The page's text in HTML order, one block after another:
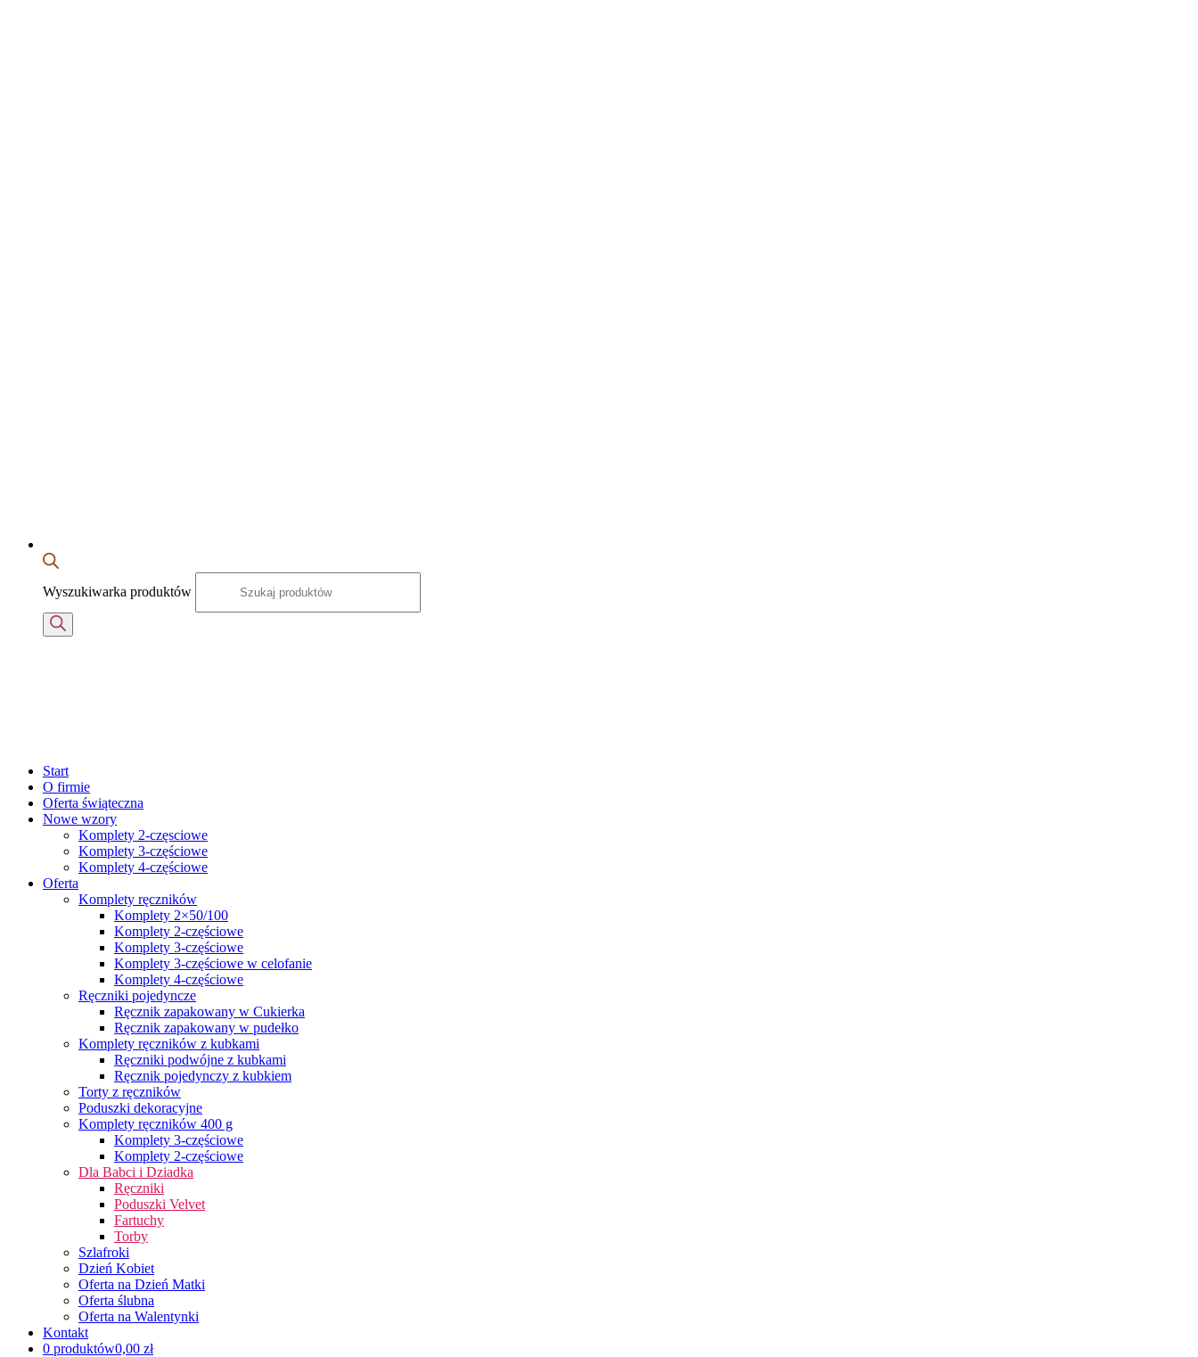
Wyszukiwarka produktów
Start
O firmie
Oferta świąteczna
Nowe wzory
Komplety 2-częsciowe
Komplety 3-częściowe
Komplety 4-częściowe
Oferta
Komplety ręczników
Komplety 2×50/100
Komplety 2-częściowe
Komplety 3-częściowe
Komplety 3-częściowe w celofanie
Komplety 4-częściowe
Ręczniki pojedyncze
Ręcznik zapakowany w Cukierka
Ręcznik zapakowany w pudełko
Komplety ręczników z kubkami
Ręczniki podwójne z kubkami
Ręcznik pojedynczy z kubkiem
Torty z ręczników
Poduszki dekoracyjne
Komplety ręczników 400 g
Komplety 3-częściowe
Komplety 2-częściowe
Dla Babci i Dziadka
Ręczniki
Poduszki Velvet
Fartuchy
Torby
Szlafroki
Dzień Kobiet
Oferta na Dzień Matki
Oferta ślubna
Oferta na Walentynki
Kontakt
0 produktów0,00 zł